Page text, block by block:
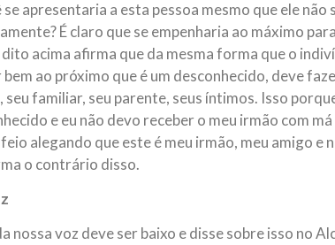
apresentaria a esta pessoa mesmo que ele não
É claro que se empenharia ao máximo
acima afirma que da mesma forma que o
ao próximo que é um desconhecido, deve
seu familiar, seu parente, seus íntimos. Isso
e eu não devo receber o meu irmão com
alegando que este é meu irmão, meu amigo e
o contrário disso.
nossa voz deve ser baixo e disse sobre isso no